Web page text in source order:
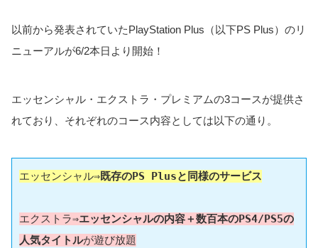
以前から発表されていたPlayStation Plus（以下PS Plus）のリ
ニューアルが6/2本日より開始！
エッセンシャル・エクストラ・プレミアムの3コースが提供さ
れており、それぞれのコース内容としては以下の通り。
エッセンシャル⇒既存のPS Plusと同様のサービス
エクストラ⇒エッセンシャルの内容＋数百本のPS4/PS5の
人気タイトルが遊び放題